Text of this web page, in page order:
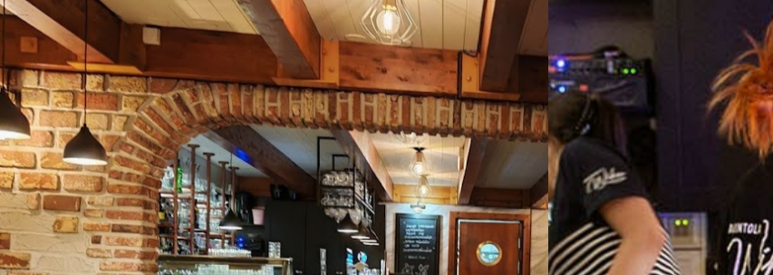
Karavaanari -kaikkien kaveri
Tulossa syksyllä Uudenkaupungin teatteriin hulvaton karavaanarikomedia
Karavaanari -kaikkien kaveri. Katso alta sinulle sopiva esitysaika ja varaa lippusi
hyvissä ajoin esitykseen.
Teatterilipulla saat -10% alennuksen ravintola Wikun pääruuasta.